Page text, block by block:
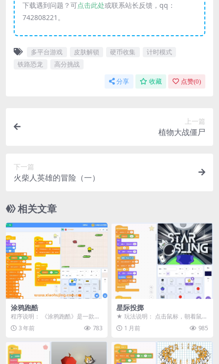
下载遇到问题？可点击此处或联系站长反馈，qq：
742808221。
多平台游戏 皮肤解锁 硬币收集
计时模式
铁路恐龙
高分挑战
分享 收藏 点赞(0)
上一篇
植物大战僵尸
下一篇
火柴人英雄的冒险（一）
相关文章
涂鸦跑酷
程序说明： 《涂鸦跑酷》是一款使
用Scratch平台制作的小游戏。在游
戏中，玩家...
3 年前 783
星际投掷
★ 玩法说明： 点击鼠标，朝着鼠标
所指方向推动宇航员 用尽可能少的
点击次数完成关...
1 月前 985